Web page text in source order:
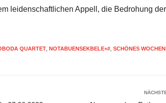
leidenschaftlichen Appell, die Bedrohung
QUARTET NOTABUENSEKBELE+# SCHÖNES